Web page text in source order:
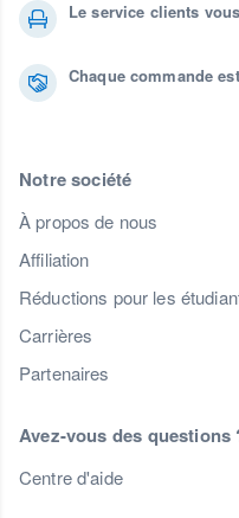
Le service clients
Chaque commande
Notre société
À propos de nous
Affiliation
Réductions pour les
Carrières
Partenaires
Avez-vous des questions
Centre d'aide